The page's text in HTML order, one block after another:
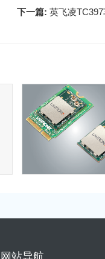
下一篇: 英飞凌
网站导航